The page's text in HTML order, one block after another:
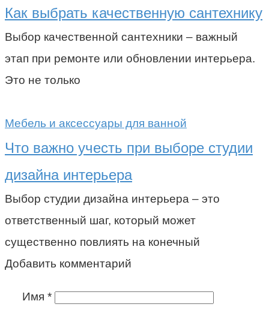
Как выбрать качественную сантехнику
Выбор качественной сантехники – важный
этап при ремонте или обновлении интерьера.
Это не только
Мебель и аксессуары для ванной
Что важно учесть при выборе студии
дизайна интерьера
Выбор студии дизайна интерьера – это
ответственный шаг, который может
существенно повлиять на конечный
Добавить комментарий
Имя *